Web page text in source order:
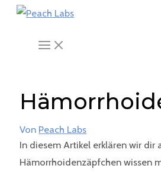
Zum
springen
MENU
Von Peach Labs
In diesem Artikel erklären wir dir
Hämorrhoidenzäpfchen wissen
Post